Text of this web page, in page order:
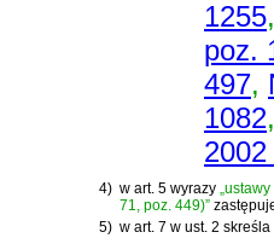
1255
poz.
497,
1082,
4) w art. 5 wyrazy
71, poz. 449)”
5) w art. 7 w ust. 2